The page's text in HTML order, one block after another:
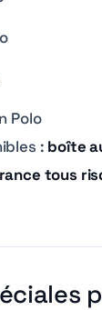
Polo
: boîte
tous